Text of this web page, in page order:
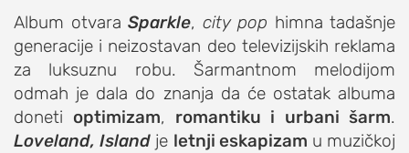
Album otvara Sparkle, city pop himna tadašnje
generacije i neizostavan deo televizijskih reklama
za luksuznu robu. Šarmantnom melodijom
odmah je dala do znanja da će ostatak albuma
doneti optimizam, romantiku i urbani šarm.
Loveland, Island je letnji eskapizam u muzičkoj